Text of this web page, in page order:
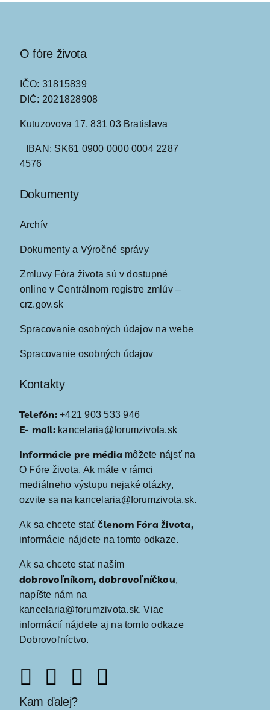
O fóre života
IČO: 31815839
DIČ: 2021828908
Kutuzovova 17, 831 03 Bratislava
IBAN: SK61 0900 0000 0004 2287
4576
Dokumenty
Archív
Dokumenty a Výročné správy
Zmluvy Fóra života sú v dostupné
online v Centrálnom registre zmlúv –
crz.gov.sk
Spracovanie osobných údajov na webe
Spracovanie osobných údajov
Kontakty
Telefón:+421 903 533 946
E- mail: kancelaria@forumzivota.sk
Informácie pre média môžete nájsť na
O Fóre života. Ak máte v rámci
mediálneho výstupu nejaké otázky,
ozvite sa na kancelaria@forumzivota.sk.
Ak sa chcete staťčlenom Fóra života,
informácie nájdete na tomto odkaze.
Ak sa chcete stať naším
dobrovoľníkom, dobrovoľníčkou,
napíšte nám na
kancelaria@forumzivota.sk. Viac
informácií nájdete aj na tomto odkaze
Dobrovoľníctvo.
Kam ďalej?